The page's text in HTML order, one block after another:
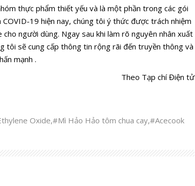
thực phẩm thiết yếu và là một phần trong các gói
19 hiện nay, chúng tôi ý thức được trách nhiệm
người dùng. Ngay sau khi làm rõ nguyên nhân xuất
tôi sẽ cung cấp thông tin rộng rãi đến truyền thông và
mạnh .
Theo Tạp chí Điện tử
Oxide,#Mì Hảo Hảo tôm chua cay,#Acecook